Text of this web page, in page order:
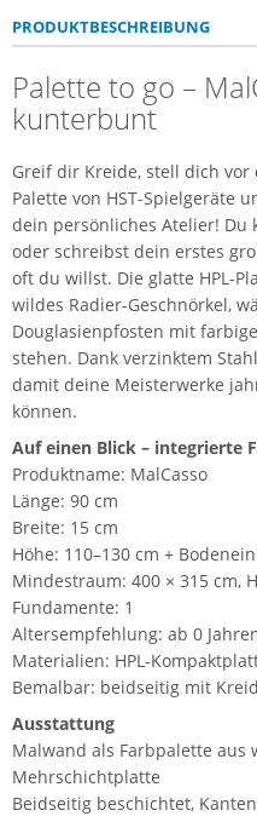
PRODUKTBESCHREIBUNG
Palette to go –
kunterbunt
Greif dir Kreide, stell dich
Palette von HST-Spielgeräte
dein persönliches Atelier! Du
oder schreibst dein erstes
oft du willst. Die glatte HPL-
wildes Radier-Geschnörkel,
Douglasienpfosten mit
stehen. Dank verzinktem
damit deine Meisterwerke
können.
Auf einen Blick – integrierte
Produktname: MalCasso
Länge: 90 cm
Breite: 15 cm
Höhe: 110–130 cm +
Mindestraum: 400 × 315 cm,
Fundamente: 1
Altersempfehlung: ab 0
Materialien: HPL-
Bemalbar: beidseitig mit
Ausstattung
Malwand als Farbpalette aus
Mehrschichtplatte
Beidseitig beschichtet,